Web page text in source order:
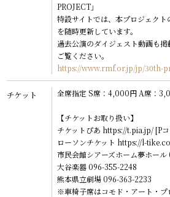
PROJECT」
特設サイトでは、本プロジェク
を随時更新しています。
過去公演のダイジェスト動画も
ご覧ください。
https://www.rmf.or.jp/jp/30th-
チケット 全席指定 S席：4,000円 A席：
【チケットお取り扱い】
チケットぴあ https://t.pia.jp/ [P
ローソンチケット https://l-
市民会館シアーズホーム夢ホー
大谷楽器 096-355-2248
熊本県立劇場 096-363-2233
※車椅子席はコモド・アート・プ